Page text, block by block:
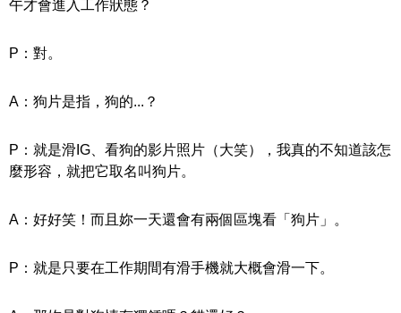
午才會進入工作狀態？
P：對。
A：狗片是指，狗的...？
P：就是滑IG、看狗的影片照片（大笑），我真的不知道該怎
麼形容，就把它取名叫狗片。
A：好好笑！而且妳一天還會有兩個區塊看「狗片」。
P：就是只要在工作期間有滑手機就大概會滑一下。